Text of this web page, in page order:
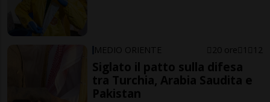
MEDIO ORIENTE 20 ore 1 12
Siglato il patto sulla difesa
tra Turchia, Arabia Saudita e
Pakistan